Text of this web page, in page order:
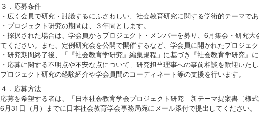
３．応募条件
・広く会員で研究・討議するにふさわしい、社会教育研究に関する学術的テーマで
・プロジェクト研究の期間は、３年間とします。
・採択された場合は、学会員からプロジェクト・メンバーを募り、6月集会・研究
てください。また、定例研究会を公開で開催するなど、学会員に開かれたプロジェク
・研究期間終了後、「『社会教育学研究』編集規程」に基づき『社会教育学研究』
・応募に関する不明点や不安な点について、研究担当理事への事前相談を歓迎いた
プロジェクト研究の経験紹介や学会員間のコーディネート等の支援を行います。
４．応募方法
応募を希望する者は、「日本社会教育学会プロジェクト研究 新テーマ提案書（様式
6月31日（月）までに日本社会教育学会事務局宛にメール添付で提出してください。